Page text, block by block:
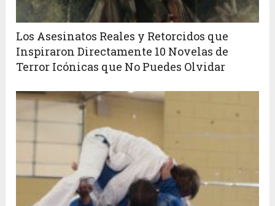
Los Asesinatos Reales y Retorcidos que
Inspiraron Directamente 10 Novelas de
Terror Icónicas que No Puedes Olvidar